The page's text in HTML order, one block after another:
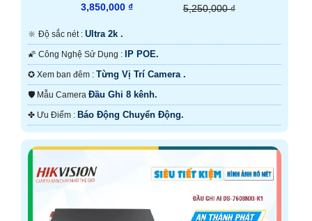
3,850,000 ₫ 5,250,000 ₫
🔆 Độ sắc nét : Ultra 2k .
🌠 Công Nghệ Sử Dụng : IP POE.
✪ Xem ban đêm : Từng Vị Trí Camera .
🛡 Mẫu Camera Đầu Ghi 8 kênh.
️✤ Ưu Điểm : Báo Động Chuyển Động.